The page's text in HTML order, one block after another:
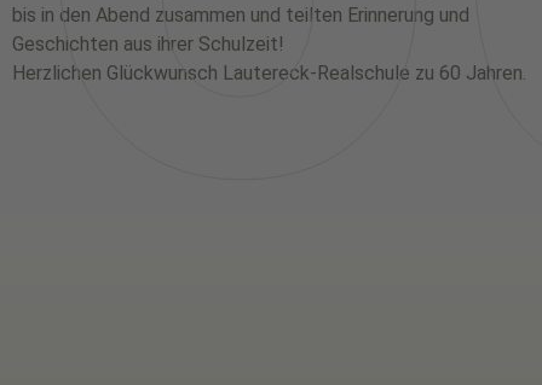
bis in den Abend zusammen und teilten Erinnerung und
Geschichten aus ihrer Schulzeit!
Herzlichen Glückwunsch Lautereck-Realschule zu 60 Jahren.